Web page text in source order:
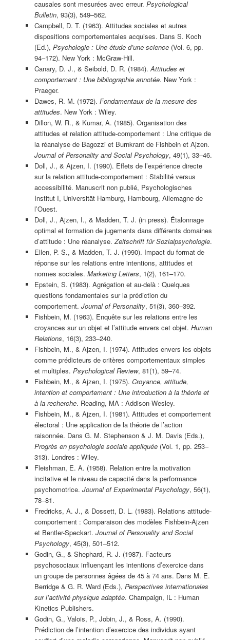
causales sont mesurées avec erreur. Psychological
Bulletin, 93(3), 549–562.
Campbell, D. T. (1963). Attitudes sociales et autres
dispositions comportementales acquises. Dans S. Koch
(Ed.), Psychologie : Une étude d’une science(Vol. 6, pp.
94–172). New York : McGraw-Hill.
Canary, D. J., & Seibold, D. R. (1984). Attitudes et
comportement : Une bibliographie annotée. New York :
Praeger.
Dawes, R. M. (1972). Fondamentaux de la mesure des
attitudes. New York : Wiley.
Dillon, W. R., & Kumar, A. (1985). Organisation des
attitudes et relation attitude-comportement : Une critique de
la réanalyse de Bagozzi et Burnkrant de Fishbein et Ajzen.
Journal of Personality and Social Psychology, 49(1), 33–46.
Doll, J., & Ajzen, I. (1990). Effets de l’expérience directe
sur la relation attitude-comportement : Stabilité versus
accessibilité. Manuscrit non publié, Psychologisches
Institut I, Universität Hamburg, Hambourg, Allemagne de
l’Ouest.
Doll, J., Ajzen, I., & Madden, T. J. (in press). Étalonnage
optimal et formation de jugements dans différents domaines
d’attitude : Une réanalyse. Zeitschrift für Sozialpsychologie.
Ellen, P. S., & Madden, T. J. (1990). Impact du format de
réponse sur les relations entre intentions, attitudes et
normes sociales. Marketing Letters, 1(2), 161–170.
Epstein, S. (1983). Agrégation et au-delà : Quelques
questions fondamentales sur la prédiction du
comportement. Journal of Personality, 51(3), 360–392.
Fishbein, M. (1963). Enquête sur les relations entre les
croyances sur un objet et l’attitude envers cet objet. Human
Relations, 16(3), 233–240.
Fishbein, M., & Ajzen, I. (1974). Attitudes envers les objets
comme prédicteurs de critères comportementaux simples
et multiples. Psychological Review, 81(1), 59–74.
Fishbein, M., & Ajzen, I. (1975). Croyance, attitude,
intention et comportement : Une introduction à la théorie et
à la recherche. Reading, MA : Addison-Wesley.
Fishbein, M., & Ajzen, I. (1981). Attitudes et comportement
électoral : Une application de la théorie de l’action
raisonnée. Dans G. M. Stephenson & J. M. Davis (Eds.),
Progrès en psychologie sociale appliquée(Vol. 1, pp. 253–
313). Londres : Wiley.
Fleishman, E. A. (1958). Relation entre la motivation
incitative et le niveau de capacité dans la performance
psychomotrice. Journal of Experimental Psychology, 56(1),
78–81.
Fredricks, A. J., & Dossett, D. L. (1983). Relations attitude-
comportement : Comparaison des modèles Fishbein-Ajzen
et Bentler-Speckart. Journal of Personality and Social
Psychology, 45(3), 501–512.
Godin, G., & Shephard, R. J. (1987). Facteurs
psychosociaux influençant les intentions d’exercice dans
un groupe de personnes âgées de 45 à 74 ans. Dans M. E.
Berridge & G. R. Ward (Eds.), Perspectives internationales
sur l’activité physique adaptée. Champaign, IL : Human
Kinetics Publishers.
Godin, G., Valois, P., Jobin, J., & Ross, A. (1990).
Prédiction de l’intention d’exercice des individus ayant